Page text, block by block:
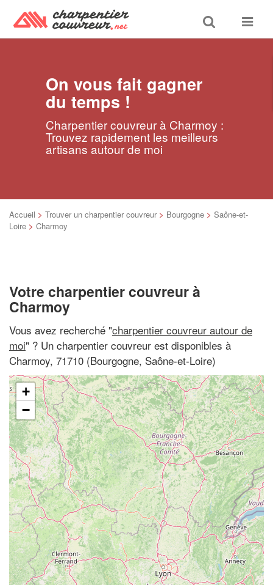
Toggle
search
Toggle
On vous fait gagner
du temps !
Charpentier couvreur à Charmoy :
Trouvez rapidement les meilleurs
artisans autour de moi
Accueil > Trouver un charpentier couvreur > Bourgogne > Saône-et-
Loire > Charmoy
Votre charpentier couvreur à
Charmoy
Vous avez recherché "charpentier couvreur autour de
moi" ? Un charpentier couvreur est disponibles à
Charmoy, 71710 (Bourgogne, Saône-et-Loire)
+
−